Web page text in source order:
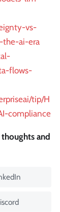
vs-
the-ai-era
flows-
tip/H
compliance
and